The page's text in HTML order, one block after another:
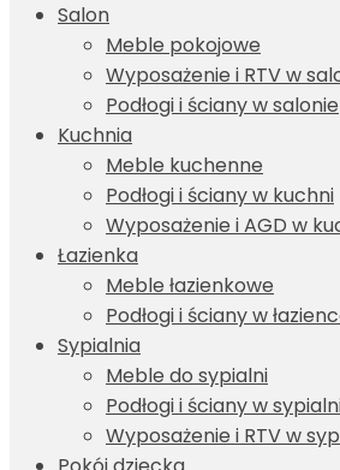
Salon
Meble pokojowe
Wyposażenie i RTV w
Podłogi i ściany w salonie
Kuchnia
Meble kuchenne
Podłogi i ściany w kuchni
Wyposażenie i AGD w
Łazienka
Meble łazienkowe
Podłogi i ściany w
Sypialnia
Meble do sypialni
Podłogi i ściany w
Wyposażenie i RTV w